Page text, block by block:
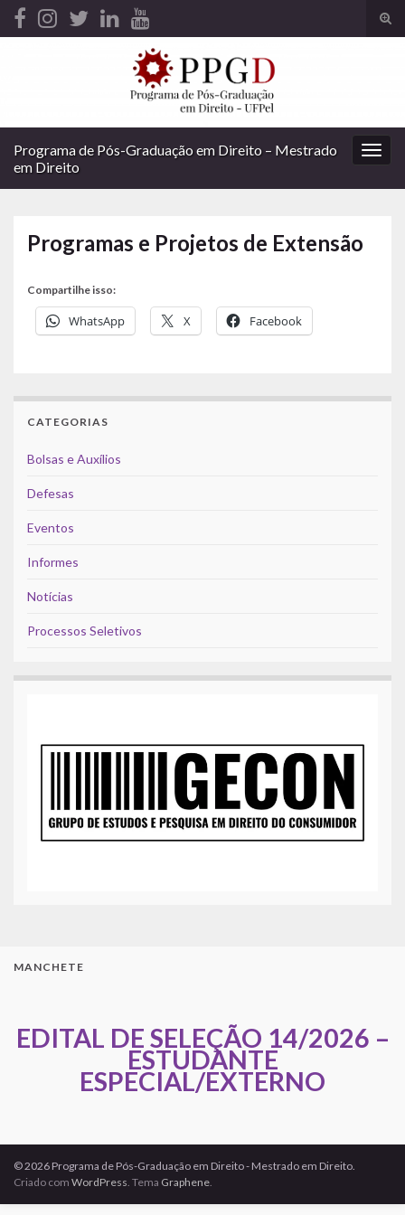
Search for:
Programa de Pós-Graduação em Direito – Mestrado
em Direito
Programas e Projetos de Extensão
Compartilhe isso:
WhatsApp X Facebook
CATEGORIAS
Bolsas e Auxílios
Defesas
Eventos
Informes
Notícias
Processos Seletivos
MANCHETE
EDITAL DE SELEÇÃO 14/2026 –
ESTUDANTE
ESPECIAL/EXTERNO
© 2026 Programa de Pós-Graduação em Direito - Mestrado em Direito.
Criado com WordPress . Tema Graphene